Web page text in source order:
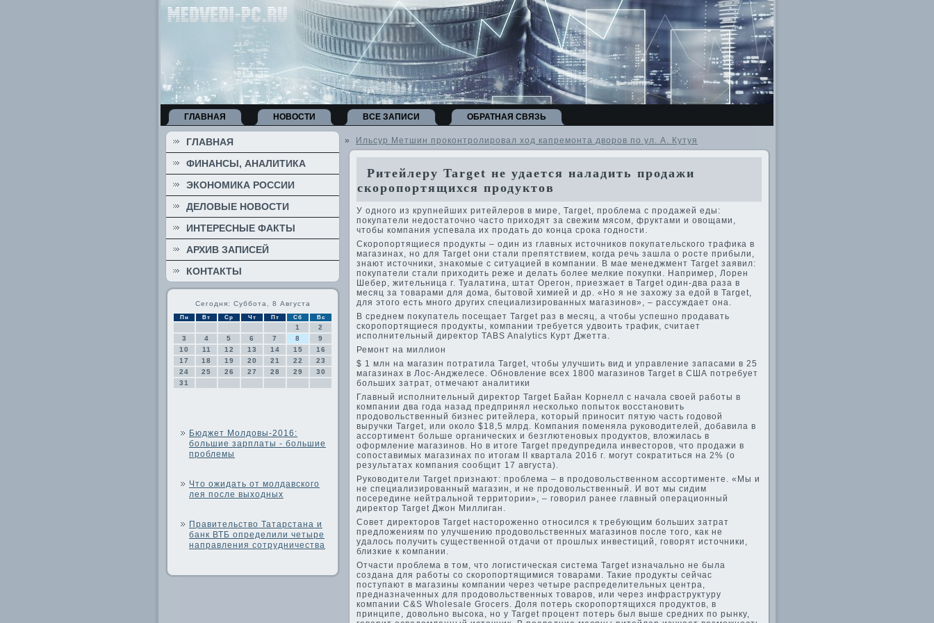
ГЛАВНАЯ НОВОСТИ ВСЕ ЗАПИСИ ОБРАТНАЯ СВЯЗЬ
ГЛАВНАЯ
ФИНАНСЫ, АНАЛИТИКА
ЭКОНОМИКА РОССИИ
ДЕЛОВЫЕ НОВОСТИ
ИНТЕРЕСНЫЕ ФАКТЫ
АРХИВ ЗАПИСЕЙ
КОНТАКТЫ
Сегодня: Суббота, 8 Августа
Пн Вт Ср Чт Пт Сб Вс
1
2
3
4 5 6 7 8
9
10
11 12 13 14 15
16
17
18 19 20 21 22
23
24
25 26 27 28 29
30
31
Бюджет Молдовы-2016:
большие зарплаты - большие
проблемы
Что ожидать от молдавского
лея после выходных
Правительство Татарстана и
банк ВТБ определили четыре
направления сотрудничества
» Ильсур Метшин проконтролировал ход капремонта дворов по ул. А. Кутуя
Ритейлеру Target не удается наладить продажи
скоропортящихся продуктов
У одного из крупнейших ритейлеров в мире, Target, проблема с продажей еды:
покупатели недостаточно часто приходят за свежим мясом, фруктами и овощами,
чтобы компания успевала их продать до конца срока годности.
Скоропортящиеся продукты – один из главных источников покупательского трафика в
магазинах, но для Target они стали препятствием, когда речь зашла о росте прибыли,
знают источники, знакомые с ситуацией в компании. В мае менеджмент Target заявил:
покупатели стали приходить реже и делать более мелкие покупки. Например, Лорен
Шебер, жительница г. Туалатина, штат Орегон, приезжает в Target один-два раза в
месяц за товарами для дома, бытовой химией и др. «Но я не захожу за едой в Target,
для этого есть много других специализированных магазинов», – рассуждает она.
В среднем покупатель посещает Target раз в месяц, а чтобы успешно продавать
скоропортящиеся продукты, компании требуется удвоить трафик, считает
исполнительный директор TABS Analytics Курт Джетта.
Ремонт на миллион
$ 1 млн на магазин потратила Target, чтобы улучшить вид и управление запасами в 25
магазинах в Лос-Анджелесе. Обновление всех 1800 магазинов Target в США потребует
больших затрат, отмечают аналитики
Главный исполнительный директор Target Байан Корнелл с начала своей работы в
компании два года назад предпринял несколько попыток восстановить
продовольственный бизнес ритейлера, который приносит пятую часть годовой
выручки Target, или около $18,5 млрд. Компания поменяла руководителей, добавила в
ассортимент больше органических и безглютеновых продуктов, вложилась в
оформление магазинов. Но в итоге Target предупредила инвесторов, что продажи в
сопоставимых магазинах по итогам II квартала 2016 г. могут сократиться на 2% (о
результатах компания сообщит 17 августа).
Руководители Target признают: проблема – в продовольственном ассортименте. «Мы и
не специализированный магазин, и не продовольственный. И вот мы сидим
посередине нейтральной территории», – говорил ранее главный операционный
директор Target Джон Миллиган.
Совет директоров Target настороженно относился к требующим больших затрат
предложениям по улучшению продовольственных магазинов после того, как не
удалось получить существенной отдачи от прошлых инвестиций, говорят источники,
близкие к компании.
Отчасти проблема в том, что логистическая система Target изначально не была
создана для работы со скоропортящимися товарами. Такие продукты сейчас
поступают в магазины компании через четыре распределительных центра,
предназначенных для продовольственных товаров, или через инфраструктуру
компании C&S Wholesale Grocers. Доля потерь скоропортящихся продуктов, в
принципе, довольно высока, но у Target процент потерь был выше средних по рынку,